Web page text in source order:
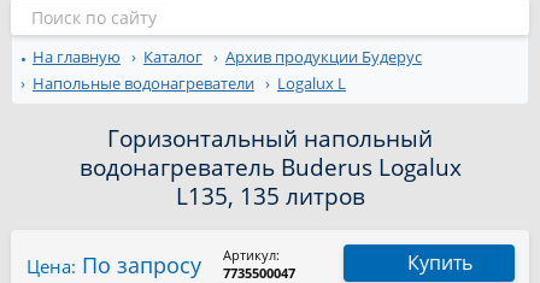
На главную Каталог
Архив продукции Будерус
Напольные водонагреватели
Logalux L
Горизонтальный напольный
водонагреватель Buderus Logalux
L135, 135 литров
Цена: По запросу
Артикул:
7735500047
Купить